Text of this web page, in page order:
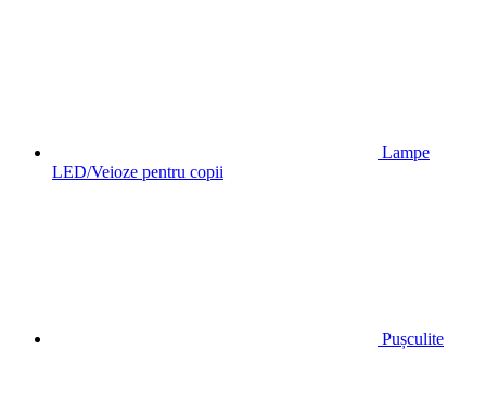
Lampe
LED/Veioze pentru copii
Pușculite